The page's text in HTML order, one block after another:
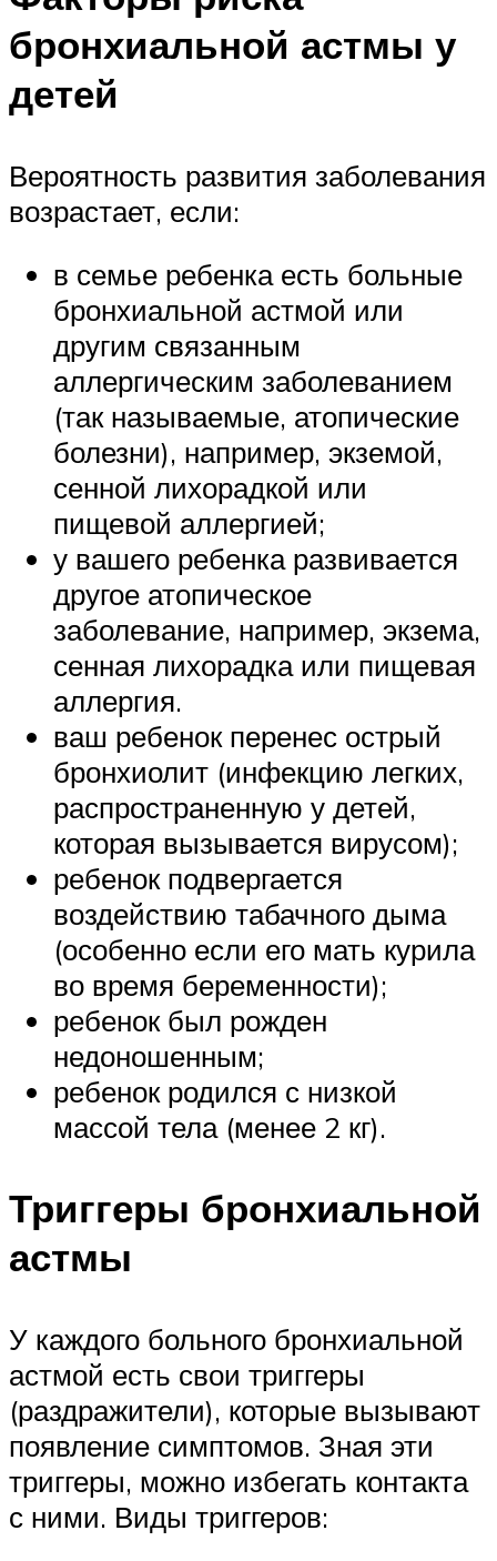
бронхиальной астмы у
детей
Вероятность развития заболевания
возрастает, если:
в семье ребенка есть больные
бронхиальной астмой или
другим связанным
аллергическим заболеванием
(так называемые, атопические
болезни), например, экземой,
сенной лихорадкой или
пищевой аллергией;
у вашего ребенка развивается
другое атопическое
заболевание, например, экзема,
сенная лихорадка или пищевая
аллергия.
ваш ребенок перенес острый
бронхиолит (инфекцию легких,
распространенную у детей,
которая вызывается вирусом);
ребенок подвергается
воздействию табачного дыма
(особенно если его мать курила
во время беременности);
ребенок был рожден
недоношенным;
ребенок родился с низкой
массой тела (менее 2 кг).
Триггеры бронхиальной
астмы
У каждого больного бронхиальной
астмой есть свои триггеры
(раздражители), которые вызывают
появление симптомов. Зная эти
триггеры, можно избегать контакта
с ними. Виды триггеров: